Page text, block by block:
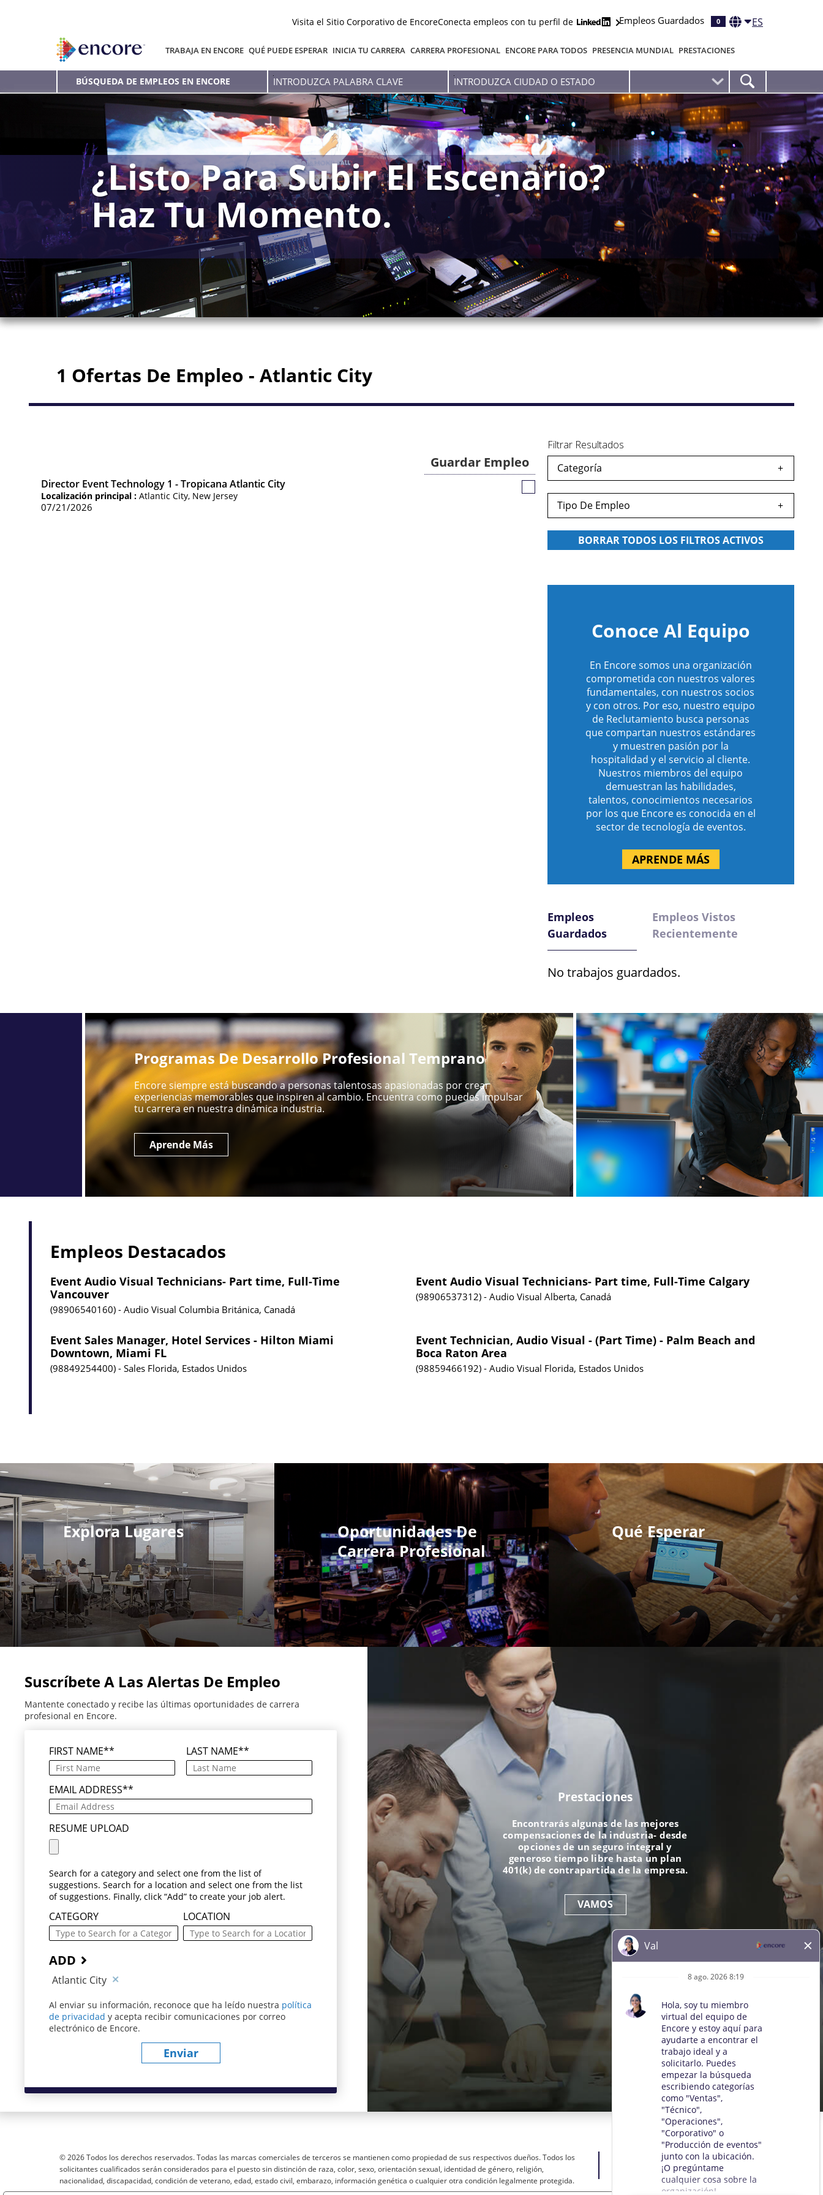
Visita el Sitio Corporativo de EncoreConecta empleos con tu perfil de Empleos Guardados 0 ES
TRABAJA EN ENCORE QUÉ PUEDE ESPERAR INICIA TU CARRERA CARRERA PROFESIONAL ENCORE PARA TODOS PRESENCIA MUNDIAL PRESTACIONES
BÚSQUEDA DE EMPLEOS EN ENCORE
Introduzca
palabra
clave
Introduzca
Ciudad
O
Estado
¿Listo Para Subir El Escenario?
Haz Tu Momento.
1 Ofertas De Empleo - Atlantic City
Guardar Empleo
Director Event Technology 1 - Tropicana Atlantic City
Localización principal : Atlantic City, New Jersey
07/21/2026
Guardar
Filtrar Resultados
Categoría
Tipo De Empleo
Conoce Al Equipo
En Encore somos una organización
comprometida con nuestros valores
fundamentales, con nuestros socios
y con otros. Por eso, nuestro equipo
de Reclutamiento busca personas
que compartan nuestros estándares
y muestren pasión por la
hospitalidad y el servicio al cliente.
Nuestros miembros del equipo
demuestran las habilidades,
talentos, conocimientos necesarios
por los que Encore es conocida en el
sector de tecnología de eventos.
APRENDE MÁS
Empleos
Guardados
Empleos Vistos
Recientemente
No trabajos guardados.
Programas De Desarrollo Profesional Temprano
Encore siempre está buscando a personas talentosas apasionadas por crear
experiencias memorables que inspiren al cambio. Encuentra como puedes impulsar
tu carrera en nuestra dinámica industria.
Aprende Más
Empleos Destacados
Event Audio Visual Technicians- Part time, Full-Time
Vancouver
98906540160 Audio Visual Columbia Británica, Canadá
Event Audio Visual Technicians- Part time, Full-Time Calgary
98906537312 Audio Visual Alberta, Canadá
Event Sales Manager, Hotel Services - Hilton Miami
Downtown, Miami FL
98849254400 Sales Florida, Estados Unidos
Event Technician, Audio Visual - (Part Time) - Palm Beach and
Boca Raton Area
98859466192 Audio Visual Florida, Estados Unidos
Explora Lugares
Oportunidades De
Carrera Profesional
Qué Esperar
Suscríbete A Las Alertas De Empleo
Mantente conectado y recibe las últimas oportunidades de carrera
profesional en Encore.
FIRST NAME* LAST NAME*
EMAIL ADDRESS*
RESUME UPLOAD
Search for a category and select one from the list of
suggestions. Search for a location and select one from the list
of suggestions. Finally, click “Add” to create your job alert.
CATEGORY LOCATION
ADD
Atlantic City
Al enviar su información, reconoce que ha leído nuestra política
de privacidad (este contenido se abre en una nueva ventana)
y acepta recibir comunicaciones por correo
electrónico de Encore.
Enviar
Prestaciones
Encontrarás algunas de las mejores
compensaciones de la industria- desde
opciones de un seguro integral y
generoso tiempo libre hasta un plan
401(k) de contrapartida de la empresa.
VAMOS
© 2026 Todos los derechos reservados. Todas las marcas comerciales de terceros se mantienen como propiedad de sus respectivos dueños. Todos los
solicitantes cualificados serán considerados para el puesto sin distinción de raza, color, sexo, orientación sexual, identidad de género, religión,
nacionalidad, discapacidad, condición de veterano, edad, estado civil, embarazo, información genética o cualquier otra condición legalmente protegida.